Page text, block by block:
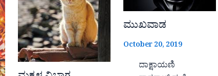
ಮುಖವಾಡ
October 20, 2019
ದಾಕ್ಷಾಯಣಿ